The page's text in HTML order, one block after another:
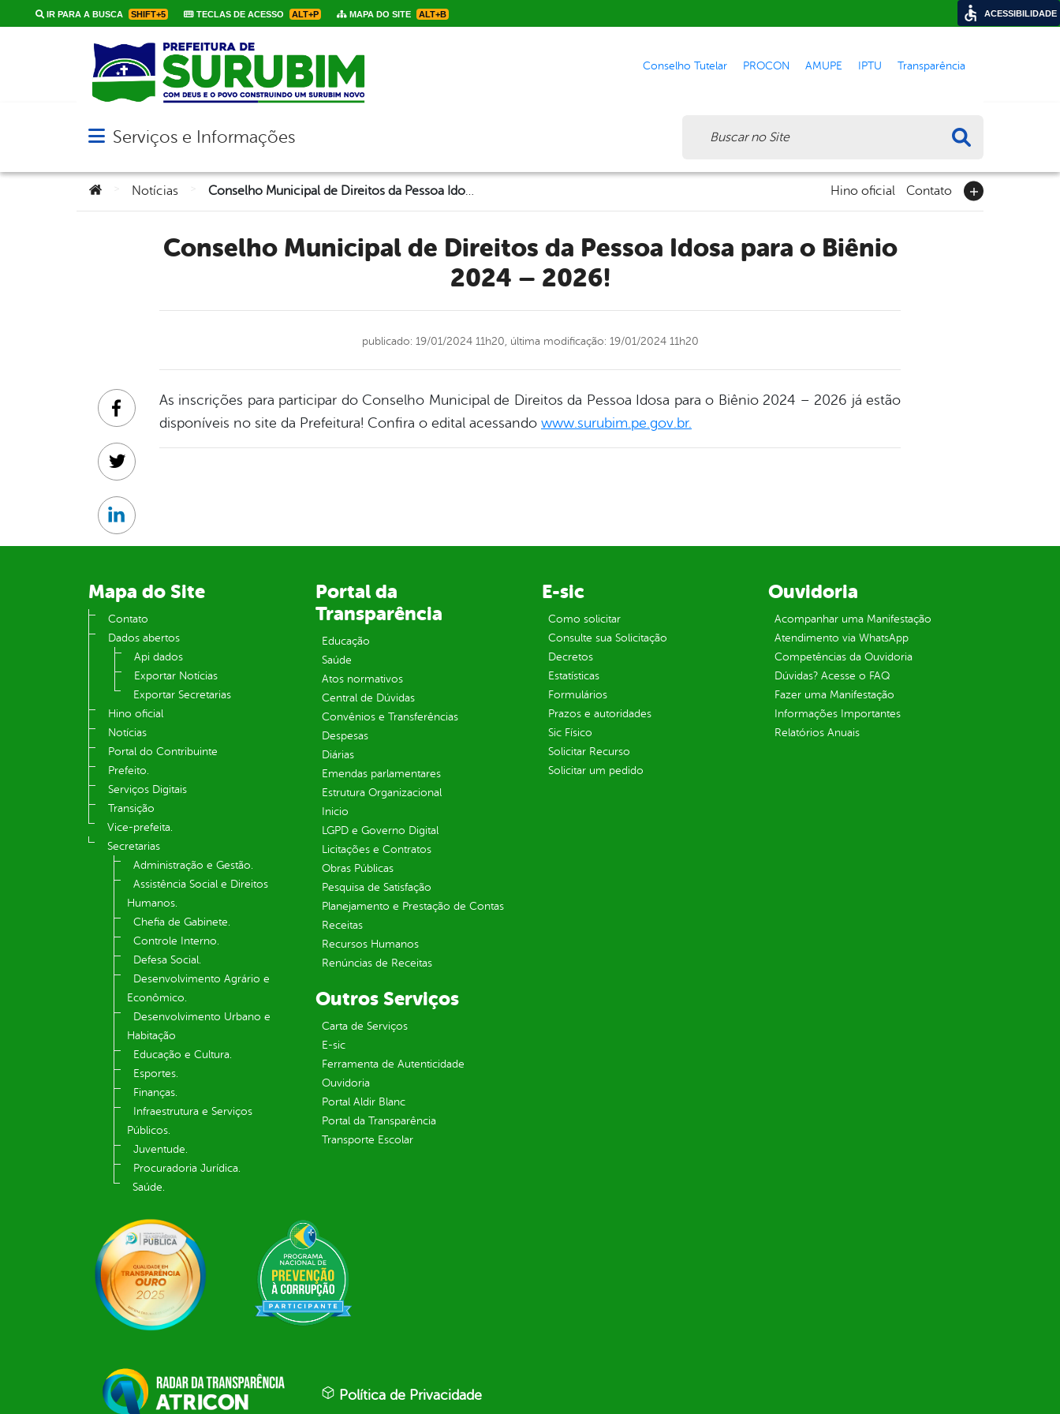
IR PARA A BUSCA SHIFT+5 TECLAS DE ACESSO ALT+P MAPA DO SITE ALT+B
Conselho Tutelar PROCON AMUPE IPTU Transparência
Abrir menu principal de navegação
Serviços e Informações
Você está aqui:
Notícias Conselho Municipal de Direitos da Pessoa Idosa para o Biênio 2024 – 2026! Hino oficial Contato
Conselho Municipal de Direitos da Pessoa Idosa para o Biênio
2024 – 2026!
publicado: 19/01/2024 11h20, última modificação: 19/01/2024 11h20
As inscrições para participar do Conselho Municipal de Direitos da Pessoa Idosa para o Biênio 2024 – 2026 já estão
disponíveis no site da Prefeitura! Confira o edital acessando www.surubim.pe.gov.br.
Facebook
Twitter
Linkedin
Mapa do Site
Contato
Dados abertos
Api dados
Exportar Notícias
Exportar Secretarias
Hino oficial
Notícias
Portal do Contribuinte
Prefeito.
Serviços Digitais
Transição
Vice-prefeita.
Secretarias
Administração e Gestão.
Assistência Social e Direitos
Humanos.
Chefia de Gabinete.
Controle Interno.
Defesa Social.
Desenvolvimento Agrário e
Econômico.
Desenvolvimento Urbano e
Habitação
Educação e Cultura.
Esportes.
Finanças.
Infraestrutura e Serviços
Públicos.
Juventude.
Procuradoria Jurídica.
Saúde.
Portal da
Transparência
Educação
Saúde
Atos normativos
Central de Dúvidas
Convênios e Transferências
Despesas
Diárias
Emendas parlamentares
Estrutura Organizacional
Inicio
LGPD e Governo Digital
Licitações e Contratos
Obras Públicas
Pesquisa de Satisfação
Planejamento e Prestação de Contas
Receitas
Recursos Humanos
Renúncias de Receitas
E-sic
Como solicitar
Consulte sua Solicitação
Decretos
Estatísticas
Formulários
Prazos e autoridades
Sic Físico
Solicitar Recurso
Solicitar um pedido
Ouvidoria
Acompanhar uma Manifestação
Atendimento via WhatsApp
Competências da Ouvidoria
Dúvidas? Acesse o FAQ
Fazer uma Manifestação
Informações Importantes
Relatórios Anuais
Outros Serviços
Carta de Serviços
E-sic
Ferramenta de Autenticidade
Ouvidoria
Portal Aldir Blanc
Portal da Transparência
Transporte Escolar
Política de Privacidade
ACESSIBILIDADE